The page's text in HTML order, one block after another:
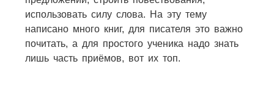
использовать силу слова. На эту тему
написано много книг, для писателя это важно
почитать, а для простого ученика надо знать
лишь часть приёмов, вот их топ.